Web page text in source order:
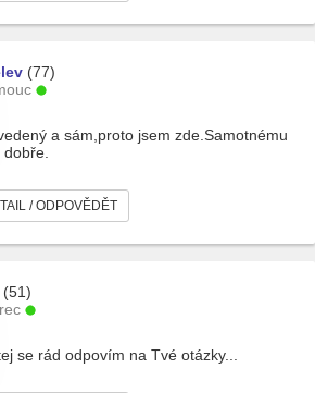
(77)
a sám,proto jsem zde.Samotnému
/ ODPOVĚDĚT
(51)
se rád odpovím na Tvé otázky...